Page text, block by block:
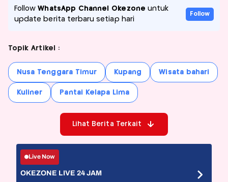
FollowWhatsApp Channel Okezone untuk
update berita terbaru setiap hari
Follow
Topik Artikel :
Nusa Tenggara Timur Kupang Wisata bahari
Kuliner Pantai Kelapa Lima
Lihat Berita Terkait
Live Now
OKEZONE LIVE 24 JAM